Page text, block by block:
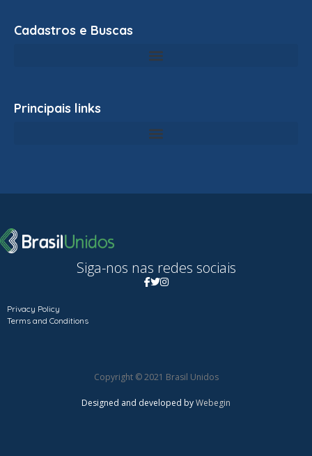
Cadastros e Buscas
Principais links
Siga-nos nas redes sociais
Privacy Policy
Terms and Conditions
Copyright © 2021 Brasil Unidos
Designed and developed byWebegin